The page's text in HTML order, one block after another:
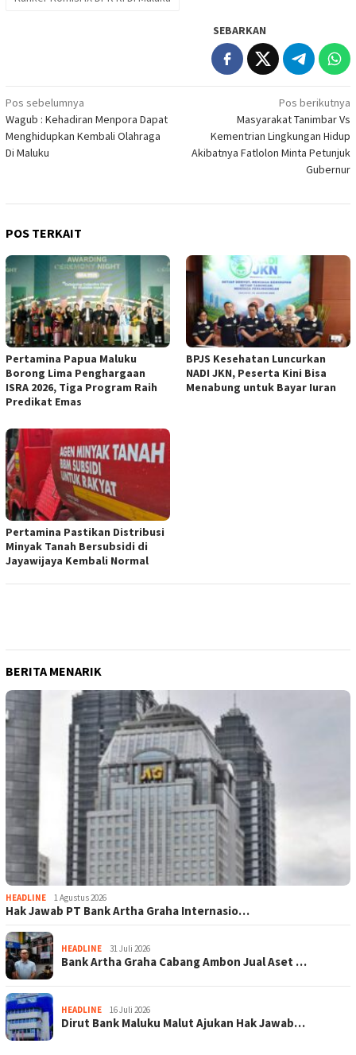
SEBARKAN
Navigasi
pos
Pos sebelumnya
Wagub : Kehadiran Menpora Dapat
Menghidupkan Kembali Olahraga
Di Maluku
Pos berikutnya
Masyarakat Tanimbar Vs
Kementrian Lingkungan Hidup
Akibatnya Fatlolon Minta Petunjuk
Gubernur
POS TERKAIT
Pertamina Papua Maluku
Borong Lima Penghargaan
ISRA 2026, Tiga Program Raih
Predikat Emas
BPJS Kesehatan Luncurkan
NADI JKN, Peserta Kini Bisa
Menabung untuk Bayar Iuran
Pertamina Pastikan Distribusi
Minyak Tanah Bersubsidi di
Jayawijaya Kembali Normal
BERITA MENARIK
HEADLINE 1 Agustus 2026
Hak Jawab PT Bank Artha Graha Internasio…
HEADLINE 31 Juli 2026
Bank Artha Graha Cabang Ambon Jual Aset …
HEADLINE 16 Juli 2026
Dirut Bank Maluku Malut Ajukan Hak Jawab…